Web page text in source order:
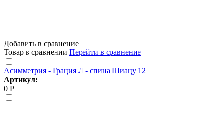
Добавить в сравнение
Товар в сравнении Перейти в сравнение
Асимметрия - Грация Л - спина Шиацу 12
Артикул:
0 Р